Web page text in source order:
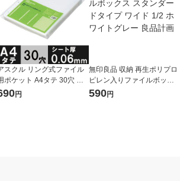
スクル リング式ファイル
ポケット A4タテ 30穴 厚
0.06mm 1袋（100枚） オ
円
無印良品 収納 再生ポリプロ
ピレン入りファイルボック
ス スタンダードタイプ ワイ
590円